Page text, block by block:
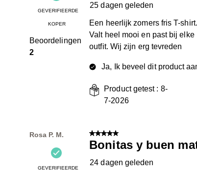
GEVERIFIEERDE
KOPER
Beoordelingen
2
25 dagen geleden
Een heerlijk zomers fris T-shirt.
Valt heel mooi en past bij elke
outfit. Wij zijn erg tevreden
Ja, Ik beveel dit product
Product getest : 8-
7-2026
Rosa P. M.
GEVERIFIEERDE
5 van 5 sterren.
Bonitas y buen
24 dagen geleden